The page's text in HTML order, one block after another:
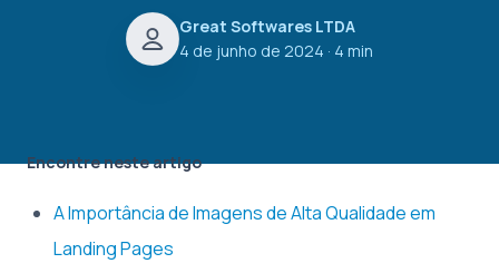
Great Softwares LTDA
4 de junho de 2024 · 4 min
Encontre neste artigo
A Importância de Imagens de Alta Qualidade em
Landing Pages